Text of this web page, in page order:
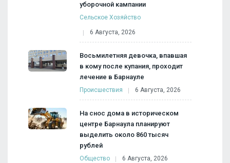
уборочной кампании
Сельское Хозяйство
6 Августа, 2026
Восьмилетняя девочка, впавшая
в кому после купания, проходит
лечение в Барнауле
Происшествия 6 Августа, 2026
На снос дома в историческом
центре Барнаула планируют
выделить около 860 тысяч
рублей
Общество 6 Августа, 2026